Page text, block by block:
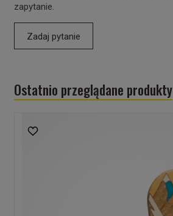
zapytanie.
Zadaj pytanie
Ostatnio przeglądane produkty